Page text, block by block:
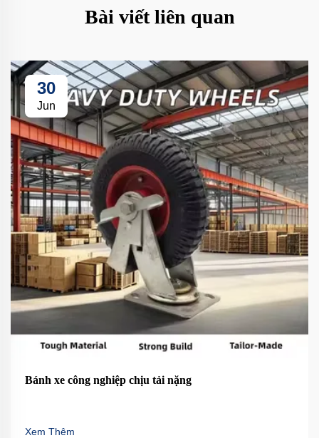
Bài viết liên quan
30
Jun
Bánh xe công nghiệp chịu tải nặng
Xem Thêm